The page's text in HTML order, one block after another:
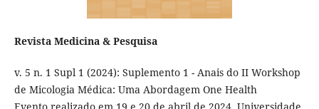
Revista Medicina & Pesquisa
v. 5 n. 1 Supl 1 (2024): Suplemento 1 - Anais do II Workshop
de Micologia Médica: Uma Abordagem One Health